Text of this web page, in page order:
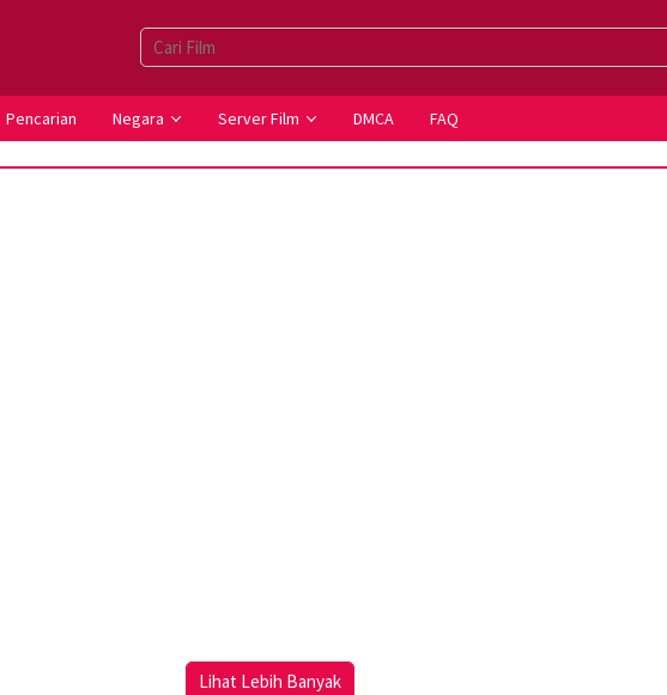
Pencarian Negara Server Film DMCA FAQ
Lihat Lebih Banyak